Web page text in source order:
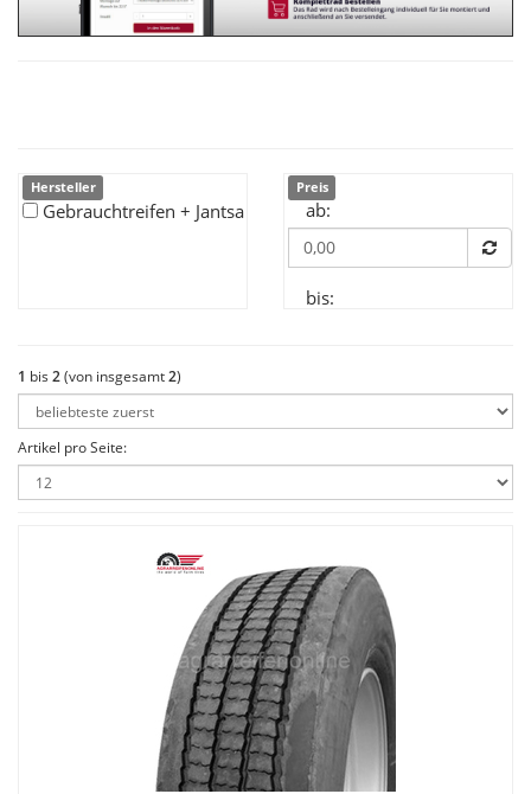
Hersteller
Gebrauchtreifen + Jantsa
Preis
ab:
bis:
1 bis 2 (von insgesamt2)
Artikel pro Seite: